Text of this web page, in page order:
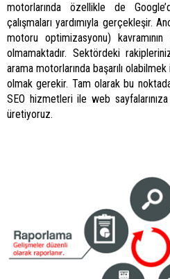
motorlarında özellikle de
çalışmaları yardımıyla gerçekleşir.
motoru optimizasyonu)
olmamaktadır. Sektördeki
arama motorlarında başarılı
olmak gerekir. Tam olarak bu
SEO hizmetleri ile web
üretiyoruz.